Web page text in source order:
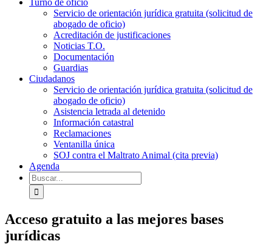
Turno de oficio
Servicio de orientación jurídica gratuita (solicitud de
abogado de oficio)
Acreditación de justificaciones
Noticias T.O.
Documentación
Guardias
Ciudadanos
Servicio de orientación jurídica gratuita (solicitud de
abogado de oficio)
Asistencia letrada al detenido
Información catastral
Reclamaciones
Ventanilla única
SOJ contra el Maltrato Animal (cita previa)
Agenda
Buscar:
Acceso gratuito a las mejores bases
jurídicas